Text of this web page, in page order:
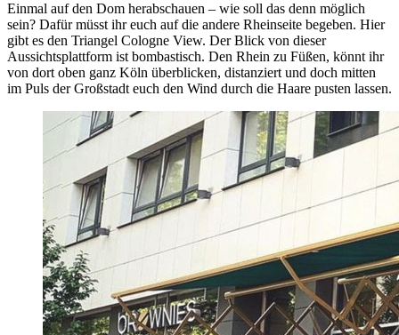
Einmal auf den Dom herabschauen – wie soll das denn möglich
sein? Dafür müsst ihr euch auf die andere Rheinseite begeben. Hier
gibt es den Triangel Cologne View. Der Blick von dieser
Aussichtsplattform ist bombastisch. Den Rhein zu Füßen, könnt ihr
von dort oben ganz Köln überblicken, distanziert und doch mitten
im Puls der Großstadt euch den Wind durch die Haare pusten lassen.